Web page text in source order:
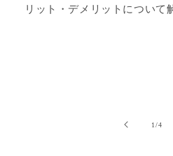
リット・デメリットについて
1/の
4